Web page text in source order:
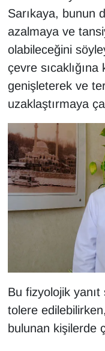
Sarıkaya, bunun
azalmaya ve
olabileceğini
çevre
genişleterek ve
uzaklaştırmaya
Bu fizyolojik yanıt
tolere
bulunan kişilerde
Resmi İlanlar
RÖPORTAJ
SAĞLIK
Seri İlan
Sinema - TV
SİYASET
TEKNOLOJİ
Turizm
VAN'DA SPOR